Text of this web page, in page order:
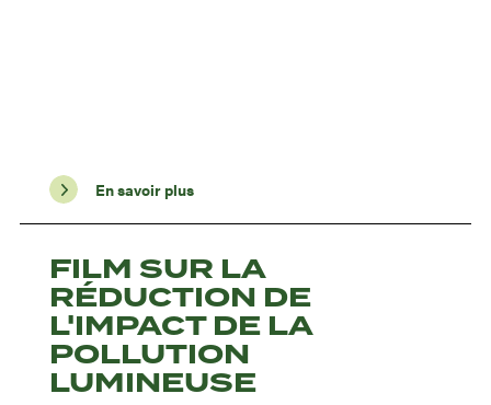
En savoir plus
FILM SUR LA
RÉDUCTION DE
L'IMPACT DE LA
POLLUTION
LUMINEUSE